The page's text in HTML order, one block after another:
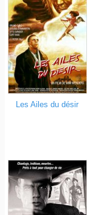
Les Ailes du désir